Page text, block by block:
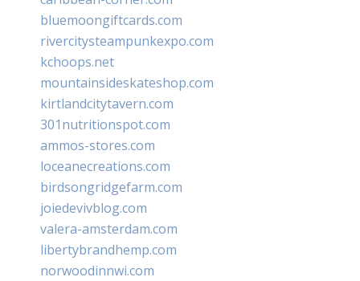
bluemoongiftcards.com
rivercitysteampunkexpo.com
kchoops.net
mountainsideskateshop.com
kirtlandcitytavern.com
301nutritionspot.com
ammos-stores.com
loceanecreations.com
birdsongridgefarm.com
joiedevivblog.com
valera-amsterdam.com
libertybrandhemp.com
norwoodinnwi.com